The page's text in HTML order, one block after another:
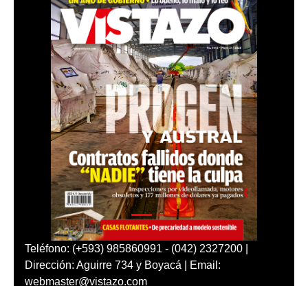
Teléfono: (+593) 985860991 - (042) 2327200 |
Dirección: Aguirre 734 y Boyacá | Email:
webmaster@vistazo.com